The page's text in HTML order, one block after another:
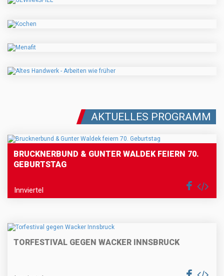
AKTUELLES PROGRAMM
BRUCKNERBUND & GUNTER WALDEK FEIERN 70.
GEBURTSTAG
Innviertel
TORFESTIVAL GEGEN WACKER INNSBRUCK